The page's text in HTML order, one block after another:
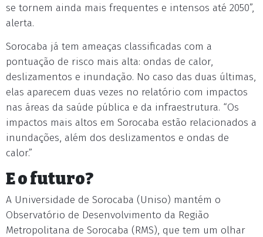
se tornem ainda mais frequentes e intensos até 2050”,
alerta.
Sorocaba já tem ameaças classificadas com a
pontuação de risco mais alta: ondas de calor,
deslizamentos e inundação. No caso das duas últimas,
elas aparecem duas vezes no relatório com impactos
nas áreas da saúde pública e da infraestrutura. “Os
impactos mais altos em Sorocaba estão relacionados a
inundações, além dos deslizamentos e ondas de
calor.”
E o futuro?
A Universidade de Sorocaba (Uniso) mantém o
Observatório de Desenvolvimento da Região
Metropolitana de Sorocaba (RMS), que tem um olhar